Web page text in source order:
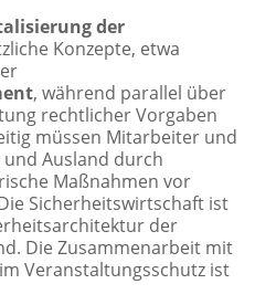
der
Konzepte, etwa
, während parallel über
rechtlicher Vorgaben
müssen Mitarbeiter und
Ausland durch
Maßnahmen vor
Sicherheitswirtschaft ist
der
Die Zusammenarbeit mit
Veranstaltungsschutz ist